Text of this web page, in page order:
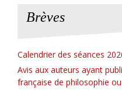
Brèves
Calendrier des séances
Avis aux auteurs ayant
française de philosophie